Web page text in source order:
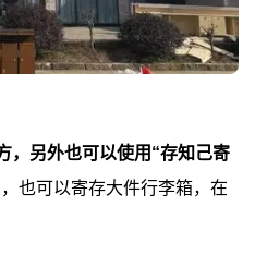
，另外也可以使用“存知己寄
也可以寄存大件行李箱，在